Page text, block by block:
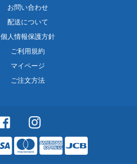
お問い合わせ
配送について
個人情報保護方針
ご利用規約
マイページ
ご注文方法